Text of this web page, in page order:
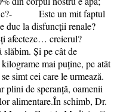
Este un mit faptul
duc la disfuncții renale?
afecteze… creierul?
slăbim. Și pe cât de
mai puține, pe atât
simt cei care le urmează.
plini de speranță, oamenii
alimentare.În schimb, Dr.